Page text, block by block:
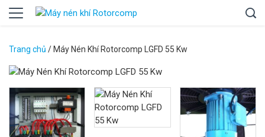
Trang chủ / Máy Nén Khí Rotorcomp LGFD 55 Kw